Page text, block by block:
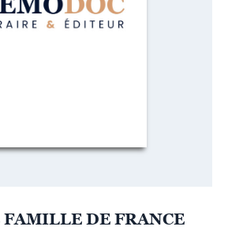
FAMILLE DE FRANCE